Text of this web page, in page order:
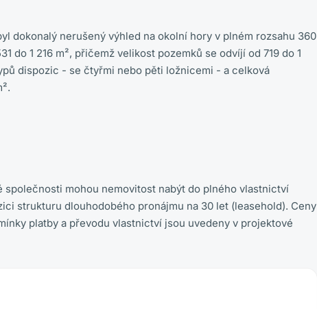
dokonalý nerušený výhled na okolní hory v plném rozsahu 360
do 1 216 m², přičemž velikost pozemků se odvíjí od 719 do 1
dispozic - se čtyřmi nebo pěti ložnicemi - a celková
společnosti mohou nemovitost nabýt do plného vlastnictví
strukturu dlouhodobého pronájmu na 30 let (leasehold). Ceny
platby a převodu vlastnictví jsou uvedeny v projektové